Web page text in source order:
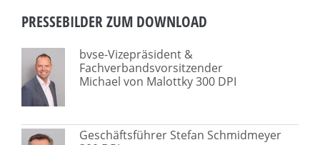
PRESSEBILDER ZUM DOWNLOAD
bvse-Vizepräsident &
Fachverbandsvorsitzender
Michael von Malottky 300 DPI
Geschäftsführer Stefan Schmidmeyer